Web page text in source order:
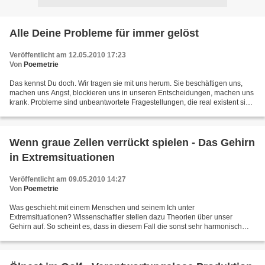
Alle Deine Probleme für immer gelöst
Veröffentlicht am 12.05.2010 17:23
Von Poemetrie
Das kennst Du doch. Wir tragen sie mit uns herum. Sie beschäftigen uns,
machen uns Angst, blockieren uns in unseren Entscheidungen, machen uns
krank. Probleme sind unbeantwortete Fragestellungen, die real existent sind
Wenn graue Zellen verrückt spielen - Das Gehirn
in Extremsituationen
Veröffentlicht am 09.05.2010 14:27
Von Poemetrie
Was geschieht mit einem Menschen und seinem Ich unter
Extremsituationen? Wissenschaftler stellen dazu Theorien über unser
Gehirn auf. So scheint es, dass in diesem Fall die sonst sehr harmonisch